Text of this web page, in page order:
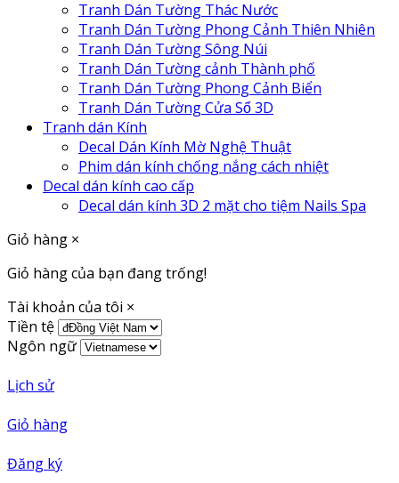
Tranh Dán Tường Thác Nước
Tranh Dán Tường Phong Cảnh Thiên Nhiên
Tranh Dán Tường Sông Núi
Tranh Dán Tường cảnh Thành phố
Tranh Dán Tường Phong Cảnh Biển
Tranh Dán Tường Cửa Sổ 3D
Tranh dán Kính
Decal Dán Kính Mờ Nghệ Thuật
Phim dán kính chống nắng cách nhiệt
Decal dán kính cao cấp
Decal dán kính 3D 2 mặt cho tiệm Nails Spa
Giỏ hàng ×
Giỏ hàng của bạn đang trống!
Tài khoản của tôi ×
Tiền tệ
Ngôn ngữ
Lịch sử
Giỏ hàng
Đăng ký